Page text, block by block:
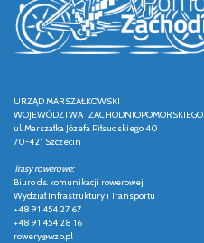
URZĄD MARSZAŁKOWSKI
WOJEWÓDZTWA ZACHODNIOPOMORSKIEGO
ul. Marszałka Józefa Piłsudskiego 40
70-421 Szczecin
Trasy rowerowe:
Biuro ds. komunikacji rowerowej
Wydział Infrastruktury i Transportu
+48 91 454 27 67
+48 91 454 28 16
rowery@wzp.pl